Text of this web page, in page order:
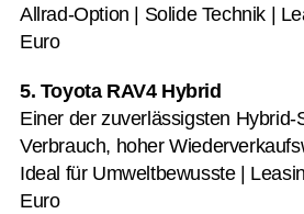
Allrad-Option | Solide Technik |
Euro
5. Toyota RAV4 Hybrid
Einer der zuverlässigsten Hybrid-
Verbrauch, hoher
Ideal für Umweltbewusste |
Euro